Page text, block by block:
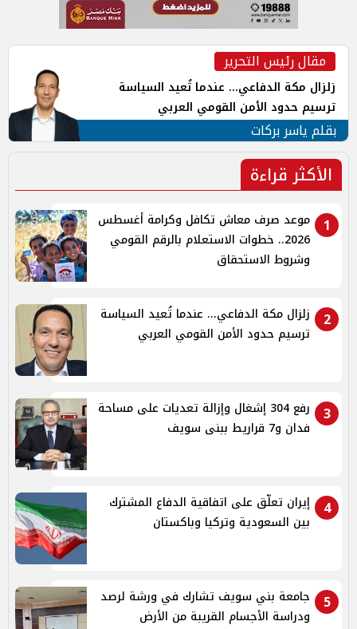
مقال رئيس التحرير
زلزال مكة الدفاعي... عندما تُعيد السياسة
ترسيم حدود الأمن القومي العربي
بقلم ياسر بركات
الأكثر قراءة
1
موعد صرف معاش تكافل وكرامة أغسطس
2026.. خطوات الاستعلام بالرقم القومي
وشروط الاستحقاق
2
زلزال مكة الدفاعي... عندما تُعيد السياسة
ترسيم حدود الأمن القومي العربي
3
رفع 304 إشغال وإزالة تعديات على مساحة
فدان و7 قراريط ببنى سويف
4
إيران تعلّق على اتفاقية الدفاع المشترك
بين السعودية وتركيا وباكستان
5
جامعة بني سويف تشارك في ورشة لرصد
ودراسة الأجسام القريبة من الأرض